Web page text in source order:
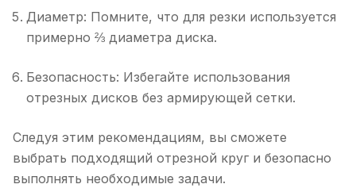
Диаметр: Помните, что для резки используется
примерно ⅔ диаметра диска.
Безопасность: Избегайте использования
отрезных дисков без армирующей сетки.
Следуя этим рекомендациям, вы сможете
выбрать подходящий отрезной круг и безопасно
выполнять необходимые задачи.